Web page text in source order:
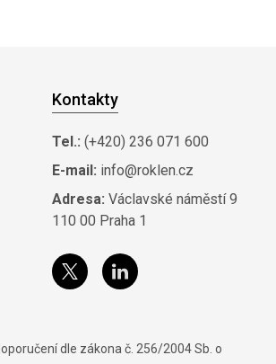
Kontakty
Tel.: (+420) 236 071 600
E-mail: info@roklen.cz
Adresa: Václavské náměstí 9
110 00 Praha 1
dle zákona č. 256/2004 Sb. o